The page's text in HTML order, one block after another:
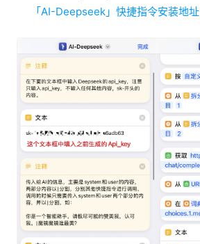
「AI-Deepseek」快捷指令安装地址